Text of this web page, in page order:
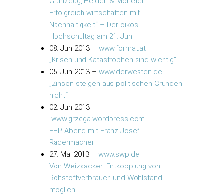
Erfolgreich wirtschaften mit
Nachhaltigkeit“ – Der oikos
Hochschultag am 21. Juni
08. Jun 2013 – www.format.at
„Krisen und Katastrophen sind wichtig“
05. Jun 2013 – www.derwesten.de
„Zinsen steigen aus politischen Gründen
nicht“
02. Jun 2013 –
www.grzega.wordpress.com
EHP-Abend mit Franz Josef
Radermacher
27. Mai 2013 – www.swp.de
Von Weizsäcker: Entkopplung von
Rohstoffverbrauch und Wohlstand
möglich